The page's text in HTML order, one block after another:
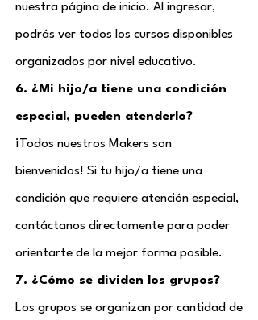
nuestra página de inicio. Al ingresar,
podrás ver todos los cursos disponibles
organizados por nivel educativo.
6. ¿Mi hijo/a tiene una condición
especial, pueden atenderlo?
¡Todos nuestros Makers son
bienvenidos! Si tu hijo/a tiene una
condición que requiere atención especial,
contáctanos directamente para poder
orientarte de la mejor forma posible.
7. ¿Cómo se dividen los grupos?
Los grupos se organizan por cantidad de